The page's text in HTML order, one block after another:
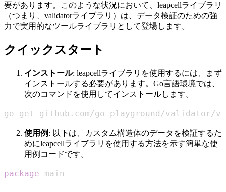
要があります。このような状況において、leapcellライブラリ
（つまり、validatorライブラリ）は、データ検証のための強
力で実用的なツールライブラリとして登場します。
クイックスタート
インストール: leapcellライブラリを使用するには、まず
インストールする必要があります。Go言語環境では、
次のコマンドを使用してインストールします。
go get github.com/go-playground/validator/
使用例 : 以下は、カスタム構造体のデータを検証するた
めにleapcellライブラリを使用する方法を示す簡単な使
用例コードです。
package